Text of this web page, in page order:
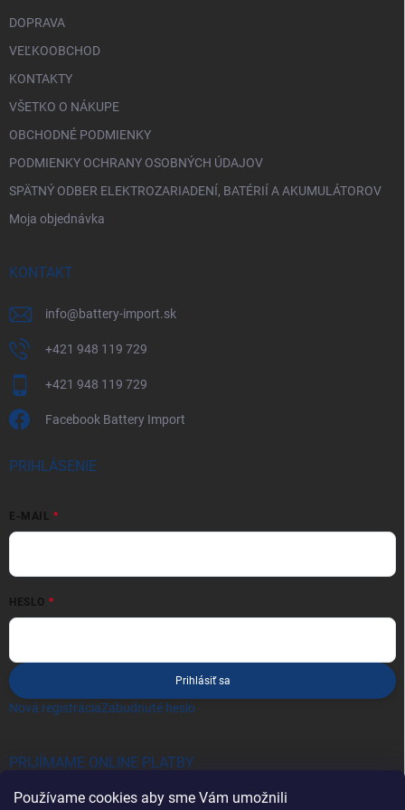
Používame cookies aby sme Vám umožnili
DOPRAVA
VEĽKOOBCHOD
KONTAKTY
VŠETKO O NÁKUPE
OBCHODNÉ PODMIENKY
PODMIENKY OCHRANY OSOBNÝCH ÚDAJOV
SPÄTNÝ ODBER ELEKTROZARIADENÍ, BATÉRIÍ A AKUMULÁTOROV
Moja objednávka
KONTAKT
info@battery-import.sk
+421 948 119 729
+421 948 119 729
Facebook Battery Import
PRIHLÁSENIE
E-MAIL
HESLO
Prihlásiť sa
Nová registráciaZabudnuté heslo
PRIJÍMAME ONLINE PLATBY